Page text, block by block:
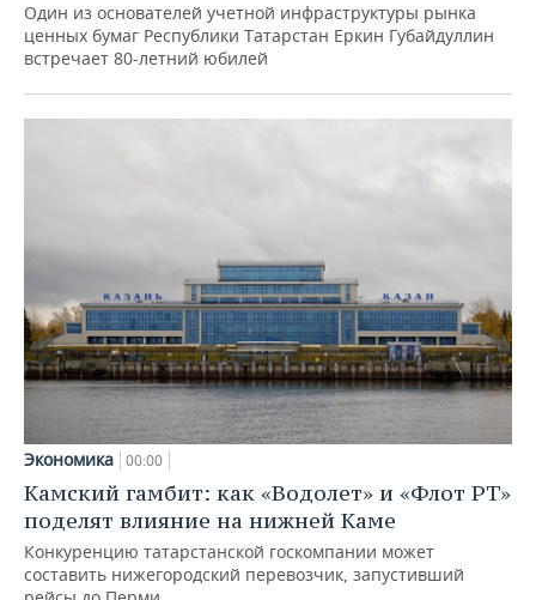
Один из основателей учетной инфраструктуры рынка
ценных бумаг Республики Татарстан Еркин Губайдуллин
встречает 80-летний юбилей
Экономика 00:00
Камский гамбит: как «Водолет» и «Флот РТ»
поделят влияние на нижней Каме
Конкуренцию татарстанской госкомпании может
составить нижегородский перевозчик, запустивший